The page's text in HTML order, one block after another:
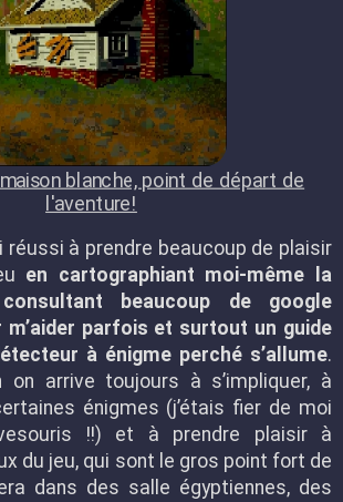
blanche, point de départ de
l'aventure!
réussi à prendre beaucoup de plaisir
en cartographiant moi-même la
beaucoup de google
parfois et surtout un guide
à énigme perché s’allume.
arrive toujours à s’impliquer, à
énigmes (j’étais fier de moi
!!) et à prendre plaisir à
du jeu, qui sont le gros point fort de
dans des salle égyptiennes, des